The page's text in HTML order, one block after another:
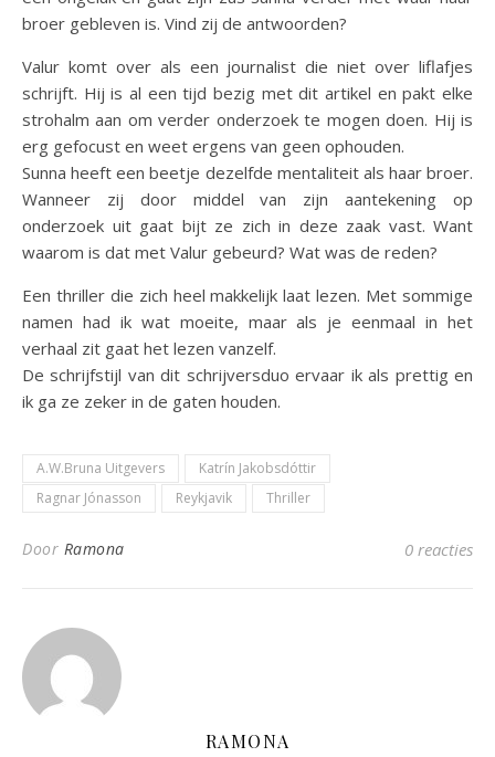
broer gebleven is. Vind zij de antwoorden?
Valur komt over als een journalist die niet over liflafjes
schrijft. Hij is al een tijd bezig met dit artikel en pakt elke
strohalm aan om verder onderzoek te mogen doen. Hij is
erg gefocust en weet ergens van geen ophouden.
Sunna heeft een beetje dezelfde mentaliteit als haar broer.
Wanneer zij door middel van zijn aantekening op
onderzoek uit gaat bijt ze zich in deze zaak vast. Want
waarom is dat met Valur gebeurd? Wat was de reden?
Een thriller die zich heel makkelijk laat lezen. Met sommige
namen had ik wat moeite, maar als je eenmaal in het
verhaal zit gaat het lezen vanzelf.
De schrijfstijl van dit schrijversduo ervaar ik als prettig en
ik ga ze zeker in de gaten houden.
A.W.Bruna Uitgevers
Katrín Jakobsdóttir
Ragnar Jónasson
Reykjavik Thriller
Door Ramona 0 reacties
RAMONA